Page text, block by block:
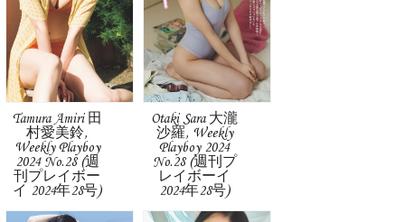
Tamura Amiri 田
村愛美鈴,
Weekly Playboy
2024 No.28 (週
刊プレイボー
イ 2024年28号)
Otaki Sara 大瀧
沙羅, Weekly
Playboy 2024
No.28 (週刊プ
レイボーイ
2024年28号)